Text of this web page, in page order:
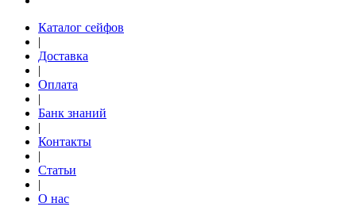
Каталог сейфов
|
Доставка
|
Оплата
|
Банк знаний
|
Контакты
|
Статьи
|
О нас